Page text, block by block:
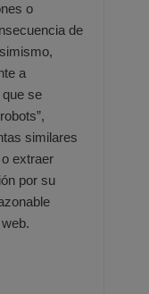
o
de
a
se
similares
extraer
por su